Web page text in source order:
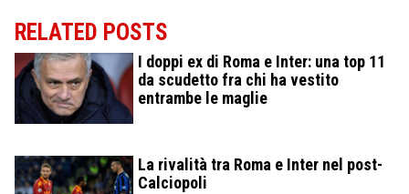
RELATED POSTS
I doppi ex di Roma e Inter: una top 11
da scudetto fra chi ha vestito
entrambe le maglie
La rivalità tra Roma e Inter nel post-
Calciopoli